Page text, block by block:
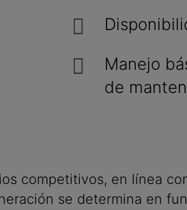
Manejo
de
competitivos, en línea
se determina en